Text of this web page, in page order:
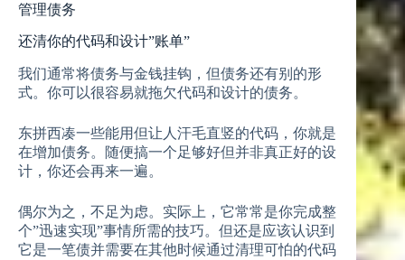
管理债务
还清你的代码和设计”账单”
我们通常将债务与金钱挂钩，但债务还有别的形
式。你可以很容易就拖欠代码和设计的债务。
东拼西凑一些能用但让人汗毛直竖的代码，你就是
在增加债务。随便搞一个足够好但并非真正好的设
计，你还会再来一遍。
偶尔为之，不足为虑。实际上，它常常是你完成整
个”迅速实现”事情所需的技巧。但还是应该认识到
它是一笔债并需要在其他时候通过清理可怕的代码